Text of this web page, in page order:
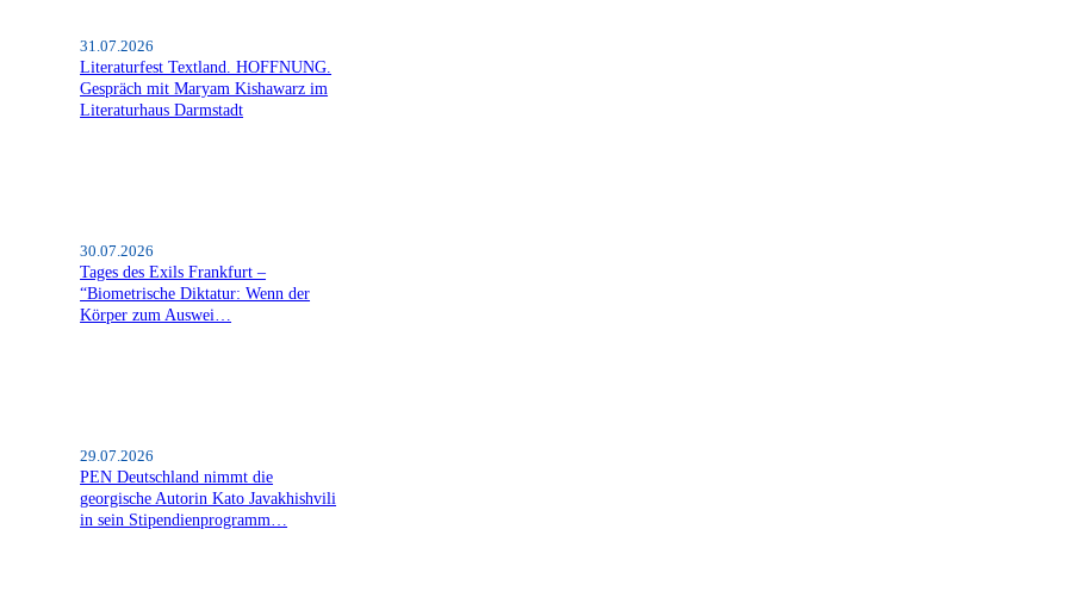
31.07.2026
Literaturfest Textland. HOFFNUNG.
Gespräch mit Maryam Kishawarz im
Literaturhaus Darmstadt
30.07.2026
Tages des Exils Frankfurt –
“Biometrische Diktatur: Wenn der
Körper zum Auswei…
29.07.2026
PEN Deutschland nimmt die
georgische Autorin Kato Javakhishvili
in sein Stipendienprogramm…